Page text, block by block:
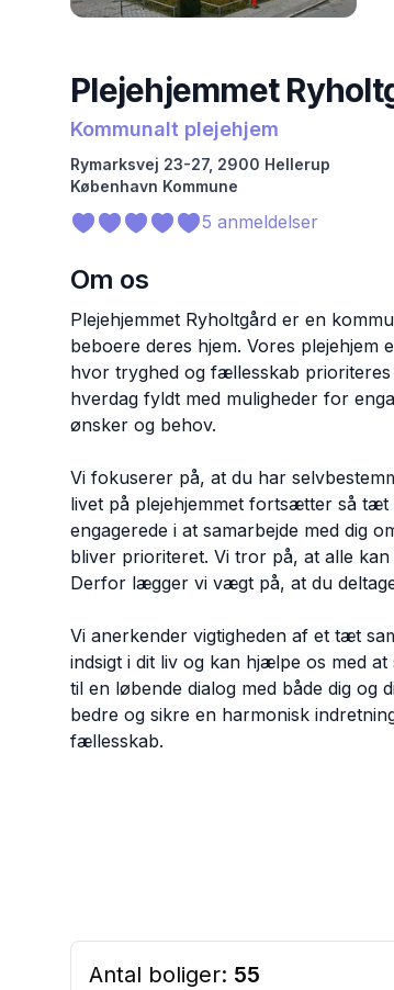
Plejehjemmet
Kommunalt plejehjem
Rymarksvej 23-27, 2900 Hellerup
København Kommune
5 anmeldelser
Om os
Plejehjemmet Ryholtgård er en
beboere deres hjem. Vores
hvor tryghed og fællesskab
hverdag fyldt med muligheder for
ønsker og behov.
Vi fokuserer på, at du har
livet på plejehjemmet fortsætter så tæt
engagerede i at samarbejde med dig
bliver prioriteret. Vi tror på, at alle
Derfor lægger vi vægt på, at du
Vi anerkender vigtigheden af et tæt
indsigt i dit liv og kan hjælpe os med
til en løbende dialog med både dig
bedre og sikre en harmonisk
fællesskab.
Antal boliger: 55